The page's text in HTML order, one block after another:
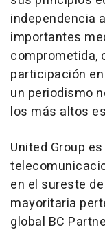
independencia
importantes
comprometida,
participación
un periodismo
los más altos
United Group
en el sureste
mayoritaria
global BC